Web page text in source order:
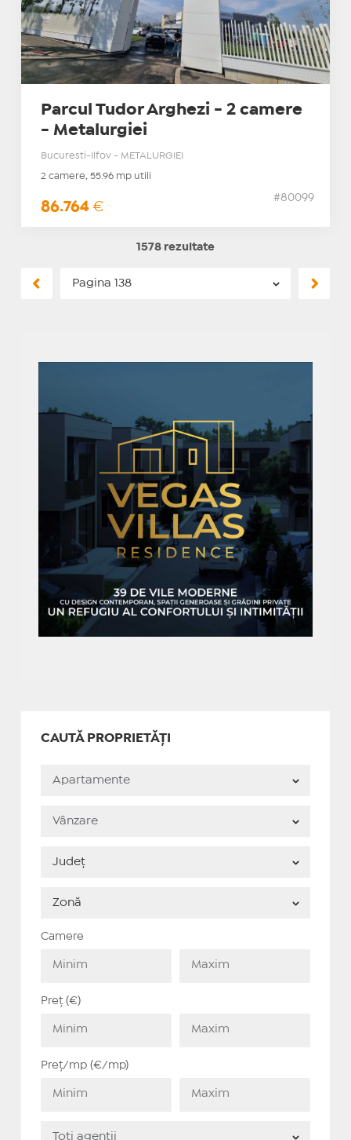
Parcul Tudor Arghezi - 2 camere
- Metalurgiei
Bucuresti-Ilfov - METALURGIEI
2 camere, 55.96 mp utili
86.764 €
#80099
1578 rezultate
CAUTĂ PROPRIETĂȚI
Camere
Preț (€)
Preț/mp (€/mp)